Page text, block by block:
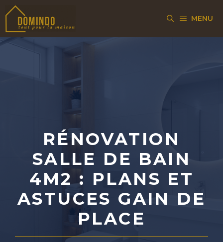
Aller
contenu
MENU
RÉNOVATION
SALLE DE BAIN
4M2 : PLANS ET
ASTUCES GAIN DE
PLACE